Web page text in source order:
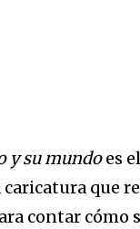
y su mundoes
que
contar cómo